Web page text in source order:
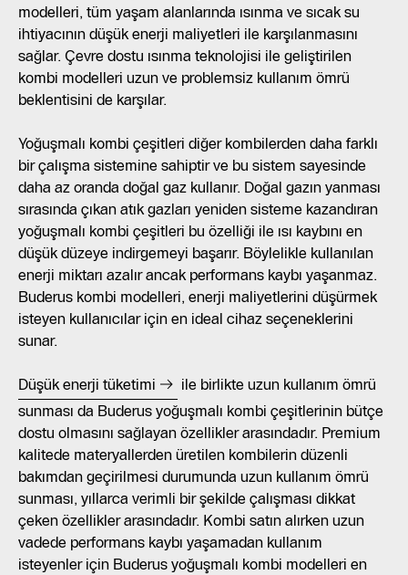
modelleri, tüm yaşam alanlarında ısınma ve sıcak su
ihtiyacının düşük enerji maliyetleri ile karşılanmasını
sağlar. Çevre dostu ısınma teknolojisi ile geliştirilen
kombi modelleri uzun ve problemsiz kullanım ömrü
beklentisini de karşılar.
Yoğuşmalı kombi çeşitleri diğer kombilerden daha farklı
bir çalışma sistemine sahiptir ve bu sistem sayesinde
daha az oranda doğal gaz kullanır. Doğal gazın yanması
sırasında çıkan atık gazları yeniden sisteme kazandıran
yoğuşmalı kombi çeşitleri bu özelliği ile ısı kaybını en
düşük düzeye indirgemeyi başarır. Böylelikle kullanılan
enerji miktarı azalır ancak performans kaybı yaşanmaz.
Buderus kombi modelleri, enerji maliyetlerini düşürmek
isteyen kullanıcılar için en ideal cihaz seçeneklerini
sunar.
Düşük enerji tüketimi
ile birlikte uzun kullanım ömrü
sunması da Buderus yoğuşmalı kombi çeşitlerinin bütçe
dostu olmasını sağlayan özellikler arasındadır. Premium
kalitede materyallerden üretilen kombilerin düzenli
bakımdan geçirilmesi durumunda uzun kullanım ömrü
sunması, yıllarca verimli bir şekilde çalışması dikkat
çeken özellikler arasındadır. Kombi satın alırken uzun
vadede performans kaybı yaşamadan kullanım
isteyenler için Buderus yoğuşmalı kombi modelleri en